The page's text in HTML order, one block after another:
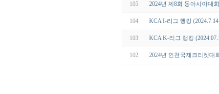
105 2024년 제8회 동아시아대
104 KCA I-리그 행킹
103 KCA K-리그 랭킹
102 2024년 인천국제크리켓대